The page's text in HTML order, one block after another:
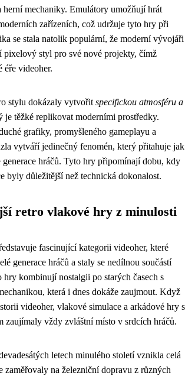
herní mechaniky. Emulátory umožňují hrát
zařízeních, což udržuje tyto hry při
se stala natolik populární, že moderní vývojáři
pixelový styl pro své nové projekty, čímž
éře videoher.
stylu dokázaly vytvořit specifickou atmosféru a
je těžké replikovat moderními prostředky.
grafiky, promyšleného gameplayu a
vytváří jedinečný fenomén, který přitahuje jak
generace hráčů. Tyto hry připomínají dobu, kdy
byly důležitější než technická dokonalost.
retro vlakové hry z minulosti
fascinující kategorii videoher, které
generace hráčů a staly se nedílnou součástí
kombinují nostalgii po starých časech s
která i dnes dokáže zaujmout. Když
videoher, vlakové simulace a arkádové hry s
zaujímaly vždy zvláštní místo v srdcích hráčů.
letech minulého století vznikla celá
zaměřovaly na železniční dopravu z různých